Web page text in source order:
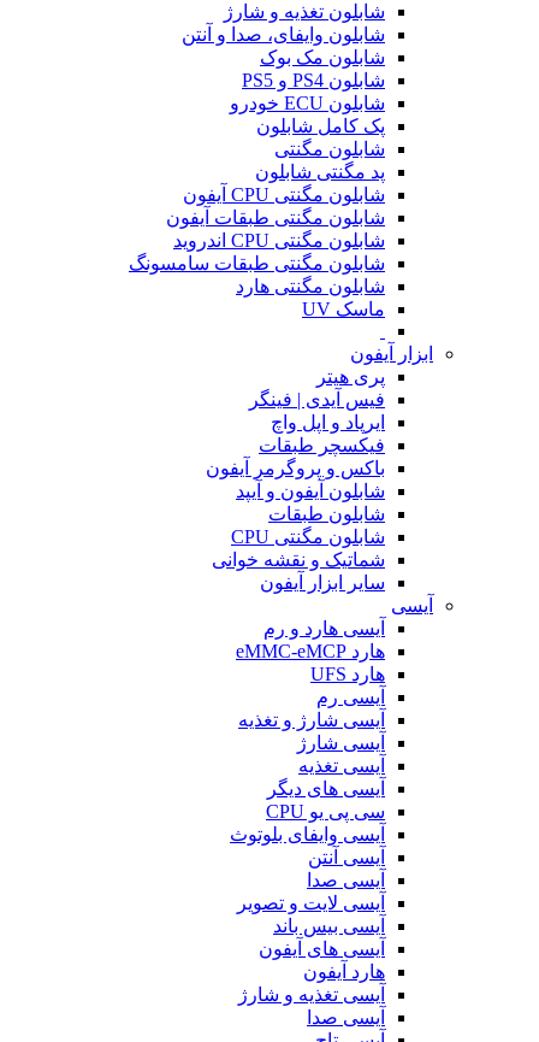
شابلون تغذیه و شارژ
شابلون وایفای، صدا و آنتن
شابلون مک بوک
شابلون PS4 و PS5
شابلون ECU خودرو
پک کامل شابلون
شابلون مگنتی
پد مگنتی شابلون
شابلون مگنتی CPU آیفون
شابلون مگنتی طبقات آیفون
شابلون مگنتی CPU اندروید
شابلون مگنتی طبقات سامسونگ
شابلون مگنتی هارد
ماسک UV
ابزار آیفون
پری هیتر
فیس آیدی | فینگر
ایرپاد و اپل واچ
فیکسچر طبقات
باکس و پروگرمر آیفون
شابلون آیفون و آیپد
شابلون طبقات
شابلون مگنتی CPU
شماتیک و نقشه خوانی
سایر ابزار آیفون
آیسی
آیسی هارد و رم
هارد eMMC-eMCP
هارد UFS
آیسی رم
آیسی شارژ و تغذیه
آیسی شارژ
آیسی تغذیه
آیسی های دیگر
سی پی یو CPU
آیسی وایفای بلوتوث
آیسی آنتن
آیسی صدا
آیسی لایت و تصویر
آیسی بیس باند
آیسی های آیفون
هارد آیفون
آیسی تغذیه و شارژ
آیسی صدا